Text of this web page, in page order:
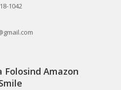
1042
Folosind Amazon